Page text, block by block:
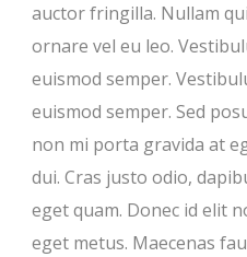
auctor fringilla. Nullam
ornare vel eu leo.
euismod semper.
euismod semper. Sed
non mi porta gravida at
dui. Cras justo odio,
eget quam. Donec id elit
eget metus. Maecenas